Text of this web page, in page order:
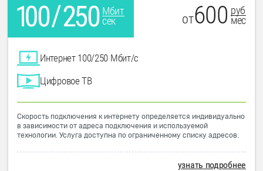
Мбит
сек
от600 руб
мес
Интернет 100/250 Мбит/с
Цифровое ТВ
Скорость подключения к интернету определяется индивидуально
в зависимости от адреса подключения и используемой
технологии. Услуга доступна по ограниченному списку адресов.
узнать подробнее